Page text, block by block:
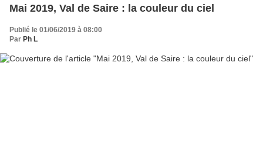
Mai 2019, Val de Saire : la couleur du ciel
Publié le 01/06/2019 à 08:00
Par Ph L